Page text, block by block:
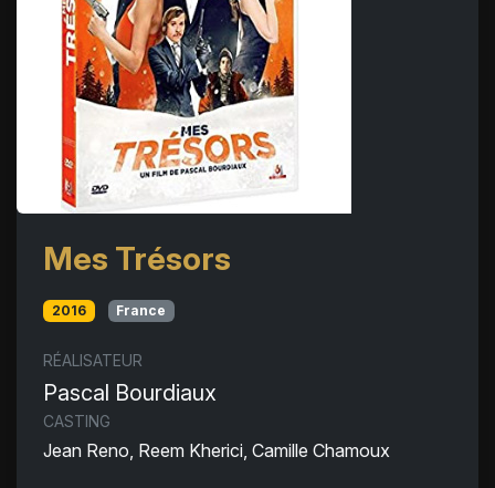
Mes Trésors
2016 France
RÉALISATEUR
Pascal Bourdiaux
CASTING
Jean Reno, Reem Kherici, Camille Chamoux